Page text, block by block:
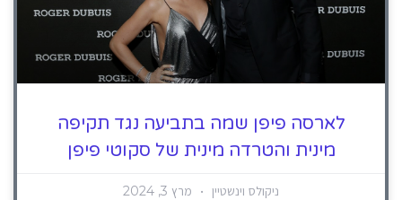
לארסה פיפן שמה בתביעה נגד תקיפה
מינית והטרדה מינית של סקוטי פיפן
ניקולס וינשטיין מרץ 3, 2024